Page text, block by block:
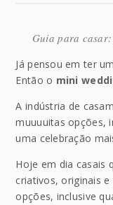
Guia para
Já pensou em ter
Então o mini
A indústria de
muuuuitas opções,
uma celebração
Hoje em dia casais
criativos, originais
opções, inclusive